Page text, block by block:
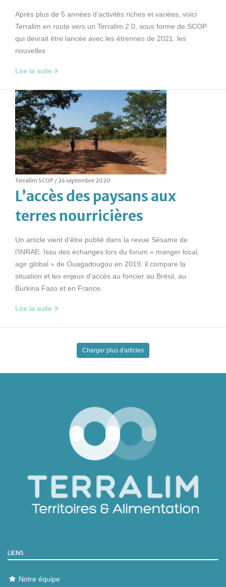
Après plus de 5 années d’activités riches et variées, voici
Terralim en route vers un Terralim 2.0, sous forme de SCOP
qui devrait être lancée avec les étrennes de 2021. les
nouvelles
Lire la suite
Terralim SCOP / 26 septembre 2020
L’accès des paysans aux
terres nourricières
Un article vient d’être publié dans la revue Sésame de
l’INRAE. Issu des échanges lors du forum « manger local,
agir global » de Ouagadougou en 2019, il compare la
situation et les enjeux d’accès au foncier au Brésil, au
Burkina Faso et en France.
Lire la suite
Charger plus d'articles
LIENS
Notre équipe